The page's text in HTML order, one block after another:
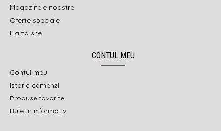
Magazinele noastre
Oferte speciale
Harta site
CONTUL MEU
Contul meu
Istoric comenzi
Produse favorite
Buletin informativ